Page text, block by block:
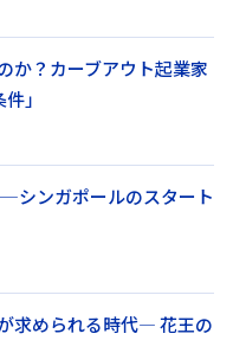
か？カーブアウト起業家
」
ンガポールのスタート
求められる時代― 花王の